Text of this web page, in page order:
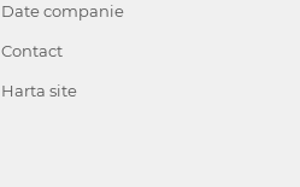
Date companie
Contact
Harta site